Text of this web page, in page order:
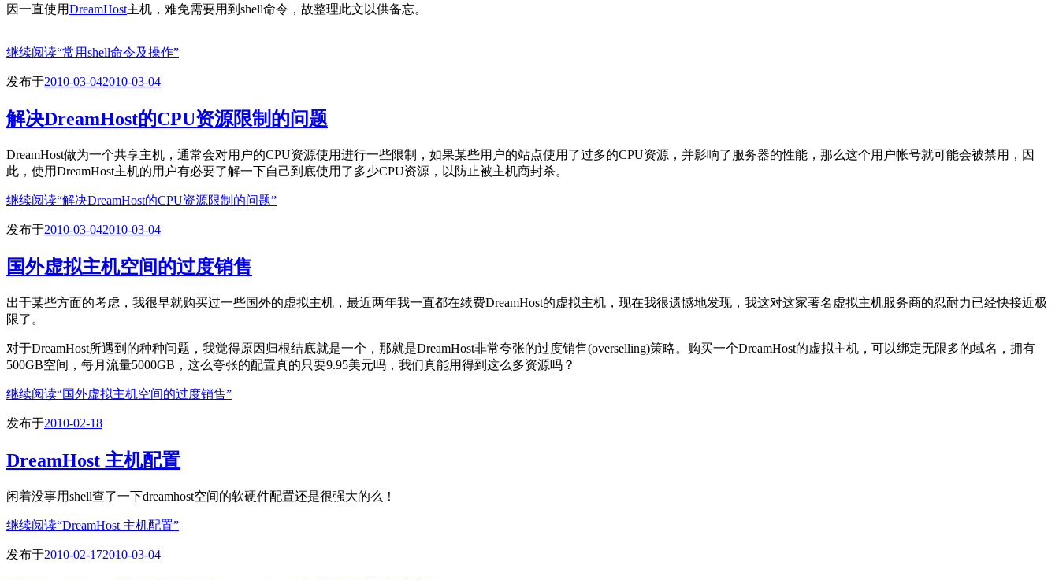
因一直使用DreamHost主机，难免需要用到shell命令，故整理此文以供备忘。
继续阅读“常用shell命令及操作”
发布于2010-03-042010-03-04
解决DreamHost的CPU资源限制的问题
DreamHost做为一个共享主机，通常会对用户的CPU资源使用进行一些限制，如果某些用户的站点使用了过多的CPU资源，并影响了服务器的性能，那么这个用户帐号就可能会被禁用，因
此，使用DreamHost主机的用户有必要了解一下自己到底使用了多少CPU资源，以防止被主机商封杀。
继续阅读“解决DreamHost的CPU资源限制的问题”
发布于2010-03-042010-03-04
国外虚拟主机空间的过度销售
出于某些方面的考虑，我很早就购买过一些国外的虚拟主机，最近两年我一直都在续费DreamHost的虚拟主机，现在我很遗憾地发现，我这对这家著名虚拟主机服务商的忍耐力已经快接近极
限了。
对于DreamHost所遇到的种种问题，我觉得原因归根结底就是一个，那就是DreamHost非常夸张的过度销售(overselling)策略。购买一个DreamHost的虚拟主机，可以绑定无限多的域名，拥有
500GB空间，每月流量5000GB，这么夸张的配置真的只要9.95美元吗，我们真能用得到这么多资源吗？
继续阅读“国外虚拟主机空间的过度销售”
发布于2010-02-18
DreamHost 主机配置
闲着没事用shell查了一下dreamhost空间的软硬件配置还是很强大的么！
继续阅读“DreamHost 主机配置”
发布于2010-02-172010-03-04